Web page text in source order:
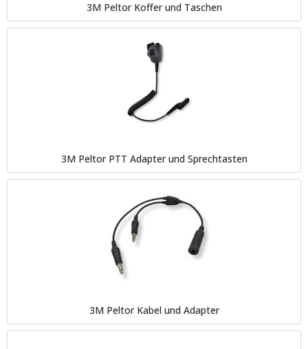
3M Peltor Koffer und Taschen
3M Peltor PTT Adapter und Sprechtasten
3M Peltor Kabel und Adapter